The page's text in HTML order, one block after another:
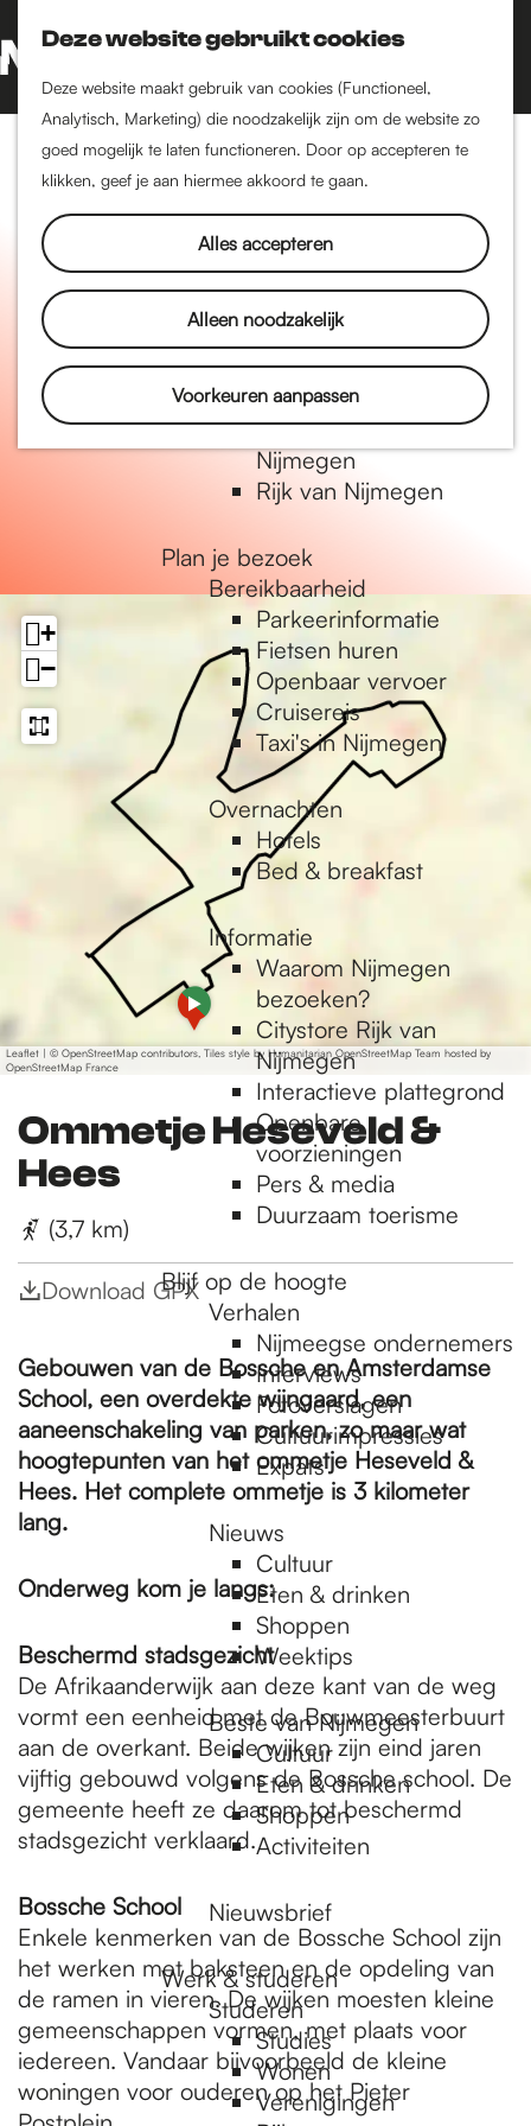
Deze website gebruikt cookies
Deze website maakt gebruik van cookies (Functioneel,
Analytisch, Marketing) die noodzakelijk zijn om de website zo
goed mogelijk te laten functioneren. Door op accepteren te
klikken, geef je aan hiermee akkoord te gaan.
Alles accepteren
Alleen noodzakelijk
Voorkeuren aanpassen
a
Z
o
e
k
e
n
K
a
a
r
t
M
e
n
Dukenburg
Lindenholt
Historie
De oudste stad van
Nederland
Historische tijdlijn
Romeinse Limes
Vrede van Nijmegen
Penning
Natuur in Nijmegen
Groenkaart van
Nijmegen
Rijk van Nijmegen
Plan je bezoek
Bereikbaarheid
Parkeerinformatie
Fietsen huren
Openbaar vervoer
Cruisereis
Taxi's in Nijmegen
Overnachten
Hotels
Bed & breakfast
Informatie
Waarom Nijmegen
bezoeken?
Citystore Rijk van
Nijmegen
Interactieve plattegrond
Openbare
voorzieningen
Pers & media
Duurzaam toerisme
Blijf op de hoogte
Verhalen
Nijmeegse ondernemers
Interviews
Fotoverslagen
Cultuurimpressies
Expats
Nieuws
Cultuur
Eten & drinken
Shoppen
Weektips
Beste van Nijmegen
Cultuur
Eten & drinken
Shoppen
Activiteiten
Nieuwsbrief
Werk & studeren
Studeren
Studies
Wonen
Verenigingen
a
d
e
s
+
−
Leaflet | © OpenStreetMap contributors, Tiles style by Humanitarian OpenStreetMap Team hosted by
OpenStreetMap France
Ommetje Heseveld &
Hees
(3,7 km)
Download GPX
Gebouwen van de Bossche en Amsterdamse
School, een overdekte wijngaard, een
aaneenschakeling van parken, zo maar wat
hoogtepunten van het ommetje Heseveld &
Hees. Het complete ommetje is 3 kilometer
lang.
Onderweg kom je langs:
Beschermd stadsgezicht
De Afrikaanderwijk aan deze kant van de weg
vormt een eenheid met de Bouwmeesterbuurt
aan de overkant. Beide wijken zijn eind jaren
vij­ftig gebouwd volgens de Bossche school. De
gemeente hee­ft ze daarom tot beschermd
stadsgezicht verklaard.
Bossche School
Enkele kenmerken van de Bossche School zijn
het werken met baksteen en de opdeling van
de ramen in vieren. De wijken moesten kleine
gemeenschappen vormen, met plaats voor
iedereen. Vandaar bijvoorbeeld de kleine
woningen voor ouderen op het Pieter